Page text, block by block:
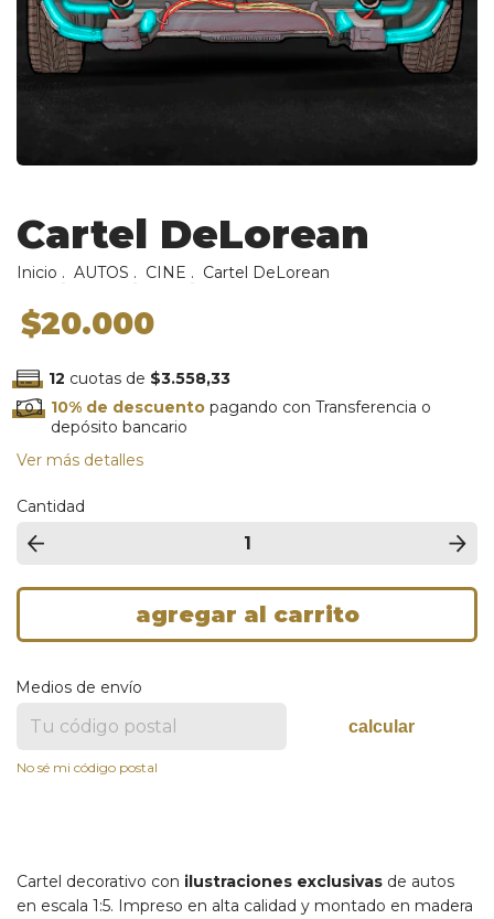
Cartel DeLorean
Inicio . AUTOS . CINE . Cartel DeLorean
$20.000
12 cuotas de $3.558,33
10% de descuento pagando con Transferencia o
depósito bancario
Ver más detalles
Cantidad
Medios de envío
calcular
No sé mi código postal
Cartel decorativo con ilustraciones exclusivas de autos
en escala 1:5. Impreso en alta calidad y montado en madera